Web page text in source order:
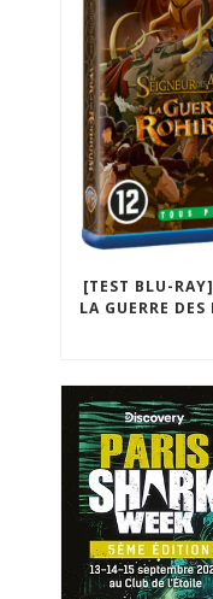
[TEST BLU-
LA GUERRE